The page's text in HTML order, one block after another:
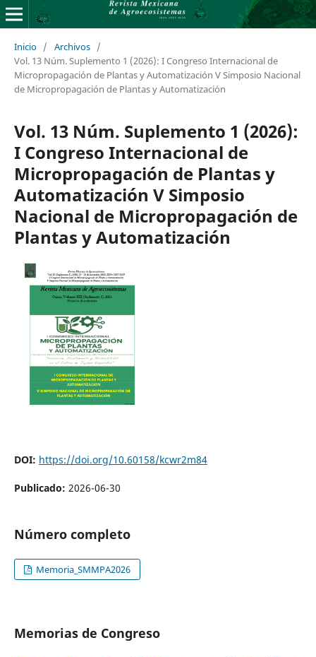
Inicio / Archivos /
Vol. 13 Núm. Suplemento 1 (2026): I Congreso Internacional de
Micropropagación de Plantas y Automatización V Simposio Nacional
de Micropropagación de Plantas y Automatización
Vol. 13 Núm. Suplemento 1 (2026):
I Congreso Internacional de
Micropropagación de Plantas y
Automatización V Simposio
Nacional de Micropropagación de
Plantas y Automatización
DOI: https://doi.org/10.60158/kcwr2m84
Publicado: 2026-06-30
Número completo
Memoria_SMMPA2026
Memorias de Congreso